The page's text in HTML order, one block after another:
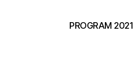
PROGRAM 2021